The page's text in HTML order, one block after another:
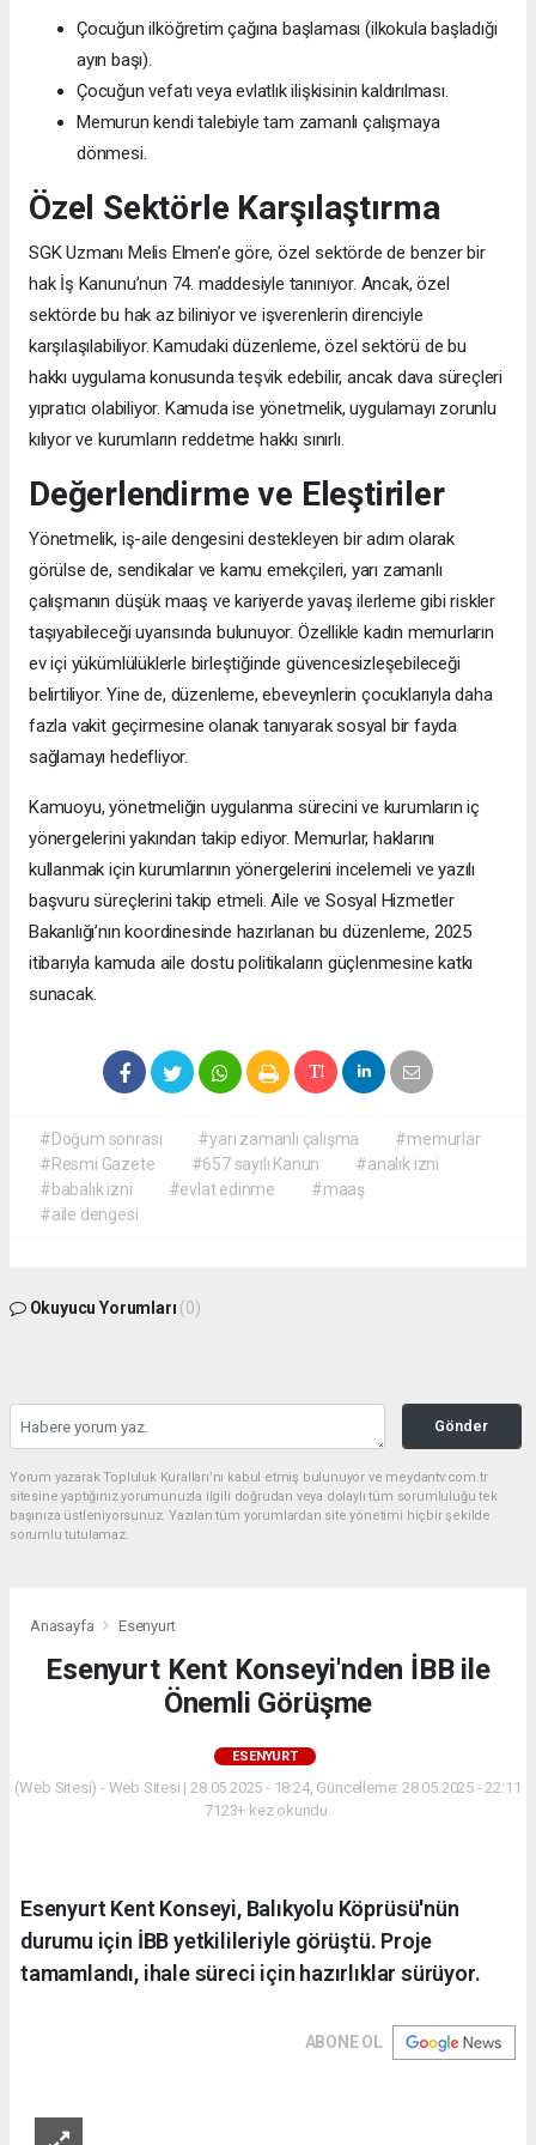
Çocuğun ilköğretim çağına başlaması (ilkokula başladığı
ayın başı).
Çocuğun vefatı veya evlatlık ilişkisinin kaldırılması.
Memurun kendi talebiyle tam zamanlı çalışmaya
dönmesi.
Özel Sektörle Karşılaştırma
SGK Uzmanı Melis Elmen’e göre, özel sektörde de benzer bir
hak İş Kanunu’nun 74. maddesiyle tanınıyor. Ancak, özel
sektörde bu hak az biliniyor ve işverenlerin direnciyle
karşılaşılabiliyor. Kamudaki düzenleme, özel sektörü de bu
hakkı uygulama konusunda teşvik edebilir, ancak dava süreçleri
yıpratıcı olabiliyor. Kamuda ise yönetmelik, uygulamayı zorunlu
kılıyor ve kurumların reddetme hakkı sınırlı.
Değerlendirme ve Eleştiriler
Yönetmelik, iş-aile dengesini destekleyen bir adım olarak
görülse de, sendikalar ve kamu emekçileri, yarı zamanlı
çalışmanın düşük maaş ve kariyerde yavaş ilerleme gibi riskler
taşıyabileceği uyarısında bulunuyor. Özellikle kadın memurların
ev içi yükümlülüklerle birleştiğinde güvencesizleşebileceği
belirtiliyor. Yine de, düzenleme, ebeveynlerin çocuklarıyla daha
fazla vakit geçirmesine olanak tanıyarak sosyal bir fayda
sağlamayı hedefliyor.
Kamuoyu, yönetmeliğin uygulanma sürecini ve kurumların iç
yönergelerini yakından takip ediyor. Memurlar, haklarını
kullanmak için kurumlarının yönergelerini incelemeli ve yazılı
başvuru süreçlerini takip etmeli. Aile ve Sosyal Hizmetler
Bakanlığı’nın koordinesinde hazırlanan bu düzenleme, 2025
itibarıyla kamuda aile dostu politikaların güçlenmesine katkı
sunacak.
#Doğum sonrası #yarı zamanlı çalışma
#memurlar
#Resmi Gazete
#657 sayılı Kanun
#analık izni
#babalık izni
#evlat edinme
#maaş
#aile dengesi
Okuyucu Yorumları (0)
Gönder
Yorum yazarak Topluluk Kuralları’nı kabul etmiş bulunuyor ve meydantv.com.tr
sitesine yaptığınız yorumunuzla ilgili doğrudan veya dolaylı tüm sorumluluğu tek
başınıza üstleniyorsunuz. Yazılan tüm yorumlardan site yönetimi hiçbir şekilde
sorumlu tutulamaz.
Anasayfa Esenyurt
Esenyurt Kent Konseyi'nden İBB ile
Önemli Görüşme
ESENYURT
(Web Sitesi) - Web Sitesi | 28.05.2025 - 18:24, Güncelleme: 28.05.2025 - 22:11
7123+ kez okundu.
Esenyurt Kent Konseyi, Balıkyolu Köprüsü'nün
durumu için İBB yetkilileriyle görüştü. Proje
tamamlandı, ihale süreci için hazırlıklar sürüyor.
ABONE OL